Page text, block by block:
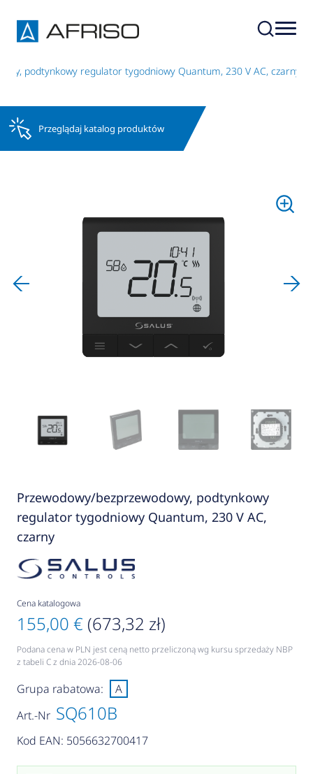
podtynkowy regulator tygodniowy Quantum, 230 V AC, czarny
Przeglądaj katalog produktów
Przewodowy/bezprzewodowy, podtynkowy
regulator tygodniowy Quantum, 230 V AC,
czarny
Cena katalogowa
155,00 € (673,32 zł)
Podana cena w PLN jest ceną netto przeliczoną wg kursu sprzedaży NBP
z tabeli C z dnia 2026-08-06
Art.-Nr SQ610B
Kod EAN: 5056632700417
Grupa rabatowa: A